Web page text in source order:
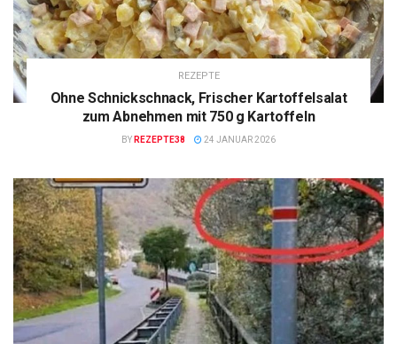
REZEPTE
Ohne Schnickschnack, Frischer Kartoffelsalat
zum Abnehmen mit 750 g Kartoffeln
BY REZEPTE38 24 JANUAR 2026